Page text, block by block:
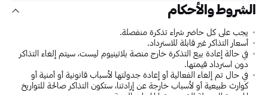
الشروط والأحكام
يجب على كل حاضر شراء تذكرة منفصلة.
أسعار التذاكر غير قابلة للاسترداد.
في حالة إعادة بيع التذكرة خارج منصة بلاتينيوم ليست، سيتم إلغاء التذاكر
دون استرداد قيمتها.
في حال تم إلغاء الفعالية أو إعادة جدولتها لأسباب قانونية أو أمنية أو
كوارث طبيعية أو لأسباب خارجة عن إرادتنا، ستكون التذاكر صالحة للتواريخ